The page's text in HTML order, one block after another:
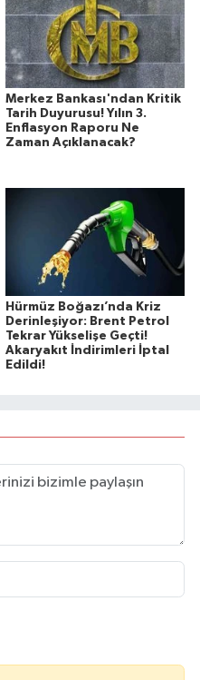
Merkez Bankası'ndan Kritik
Tarih Duyurusu! Yılın 3.
Enflasyon Raporu Ne
Zaman Açıklanacak?
Hürmüz Boğazı’nda Kriz
Derinleşiyor: Brent Petrol
Tekrar Yükselişe Geçti!
Akaryakıt İndirimleri İptal
Edildi!